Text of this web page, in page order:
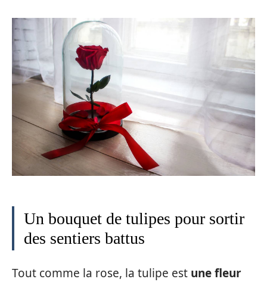
Un bouquet de tulipes pour sortir
des sentiers battus
Tout comme la rose, la tulipe est une fleur